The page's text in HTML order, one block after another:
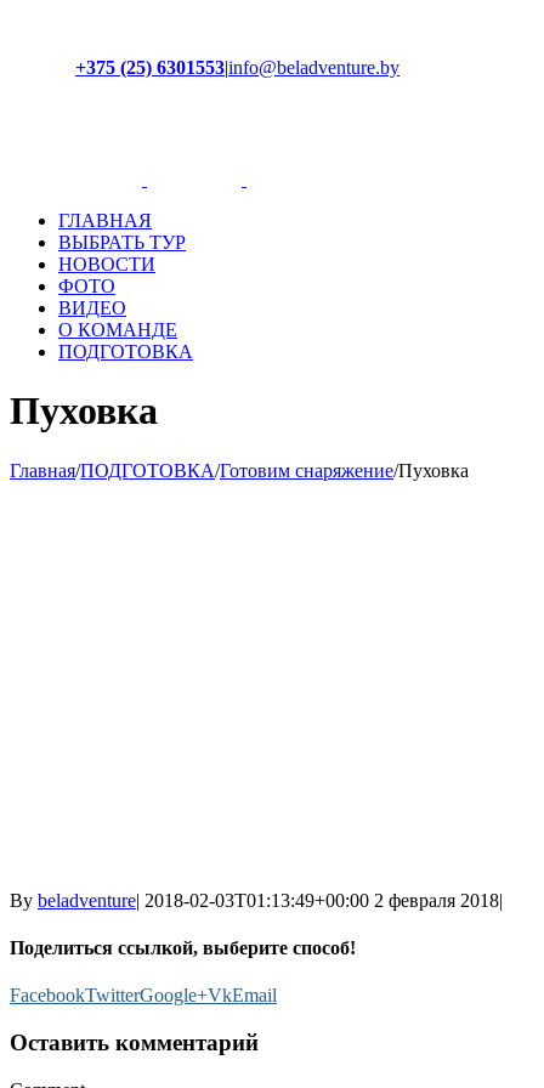
+375 (25) 6301553|info@beladventure.by
ГЛАВНАЯ
ВЫБРАТЬ ТУР
НОВОСТИ
ФОТО
ВИДЕО
О КОМАНДЕ
ПОДГОТОВКА
Пуховка
Главная/ПОДГОТОВКА/Готовим снаряжение/Пуховка
By beladventure| 2018-02-03T01:13:49+00:00 2 февраля 2018|
Поделиться ссылкой, выберите способ!
FacebookTwitterGoogle+VkEmail
Оставить комментарий